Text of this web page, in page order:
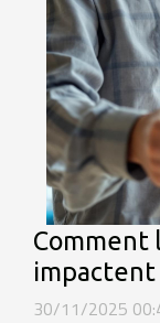
Comment
impactent
30/11/2025